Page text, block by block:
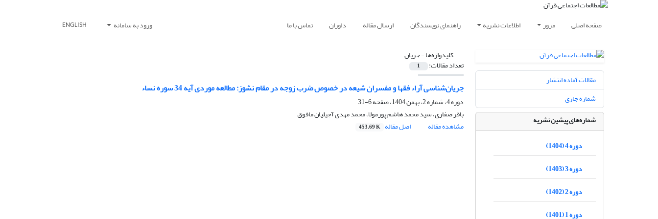
صفحه اصلی مرور اطلاعات نشریه راهنمای نویسندگان ارسال مقاله داوران تماس با ما ورود به سامانه ENGLISH
کلیدواژه‌ها =جریان
تعداد مقالات: 1
جریان‌شناسی آراء فقها و مفسران شیعه در خصوص ضرب زوجه در مقام نشوز: مطالعه موردی آیه 34 سوره نساء
دوره 4، شماره 2، بهمن 1404، صفحه
6-31
باقر صفاری، سید محمد هاشم پورمولا، محمد مهدی آجیلیان مافوق
مشاهده مقاله
اصل مقاله 453.69 K
مقالات آماده انتشار
شماره جاری
شماره‌های پیشین نشریه
دوره 4 (1404)
دوره 3 (1403)
دوره 2 (1402)
دوره 1 (1401)